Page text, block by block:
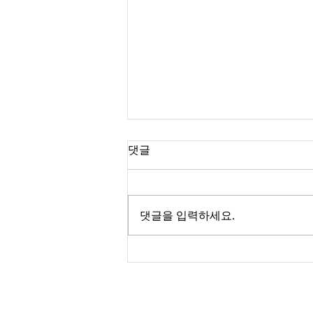
재정데이터 분석 경진대회 공
댓글
댓글을 입력하세요.